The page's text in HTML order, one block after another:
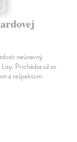
neúnavný
Prichádza už so
a rešpektom